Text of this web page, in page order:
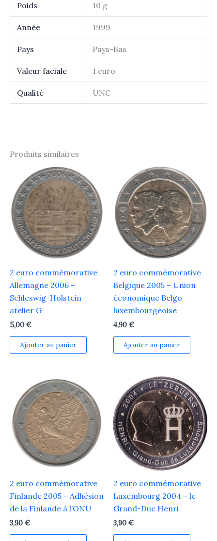
Poids 10 g
Année 1999
Pays Pays-Bas
Valeur faciale 1 euro
Qualité UNC
Produits similaires
2 euro commémorative
Allemagne 2006 –
Schleswig-Holstein –
atelier G
5,00 €
Ajouter au panier
2 euro commémorative
Belgique 2005 – Union
économique Belgo-
luxembourgeoise
4,90 €
Ajouter au panier
2 euro commémorative
Finlande 2005 – Adhésion
de la Finlande à l’ONU
3,90 €
2 euro commémorative
Luxembourg 2004 – le
Grand-Duc Henri
3,90 €